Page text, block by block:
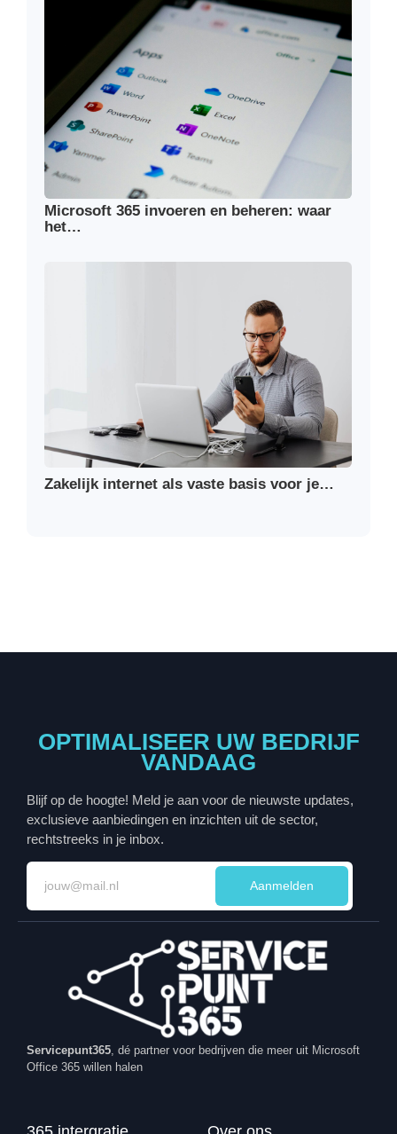
Microsoft 365 invoeren en beheren: waar
het…
Zakelijk internet als vaste basis voor je…
OPTIMALISEER UW BEDRIJF
VANDAAG
Blijf op de hoogte! Meld je aan voor de nieuwste updates,
exclusieve aanbiedingen en inzichten uit de sector,
rechtstreeks in je inbox.
Aanmelden
Servicepunt365 , dé partner voor bedrijven die meer uit Microsoft
Office 365 willen halen